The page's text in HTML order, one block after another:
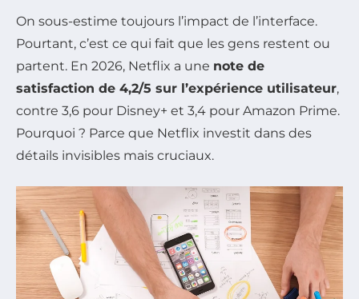
On sous-estime toujours l’impact de l’interface.
Pourtant, c’est ce qui fait que les gens restent ou
partent. En 2026, Netflix a une note de
satisfaction de 4,2/5 sur l’expérience utilisateur,
contre 3,6 pour Disney+ et 3,4 pour Amazon Prime.
Pourquoi ? Parce que Netflix investit dans des
détails invisibles mais cruciaux.